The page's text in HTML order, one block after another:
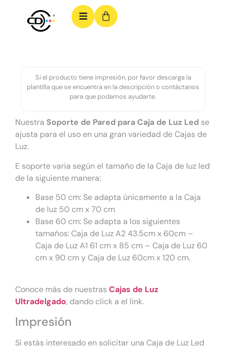
Si el producto tiene impresión, por favor descarga la
plantilla que se encuentra en la descripción o contáctanos
para que podamos ayudarte.
Nuestra Soporte de Pared para Caja de Luz Led se
ajusta para el uso en una gran variedad de Cajas de
Luz.
E soporte varia según el tamaño de la Caja de luz led
de la siguiente manera:
Base 50 cm: Se adapta únicamente a la Caja
de luz 50 cm x 70 cm
Base 60 cm: Se adapta a los siguientes
tamaños: Caja de Luz A2 43.5cm x 60cm –
Caja de Luz A1 61 cm x 85 cm – Caja de Luz 60
cm x 90 cm y Caja de Luz 60cm x 120 cm.
Conoce más de nuestras Cajas de Luz
Ultradelgado, dando click a el link.
Impresión
Si estás interesado en solicitar una Caja de Luz Led